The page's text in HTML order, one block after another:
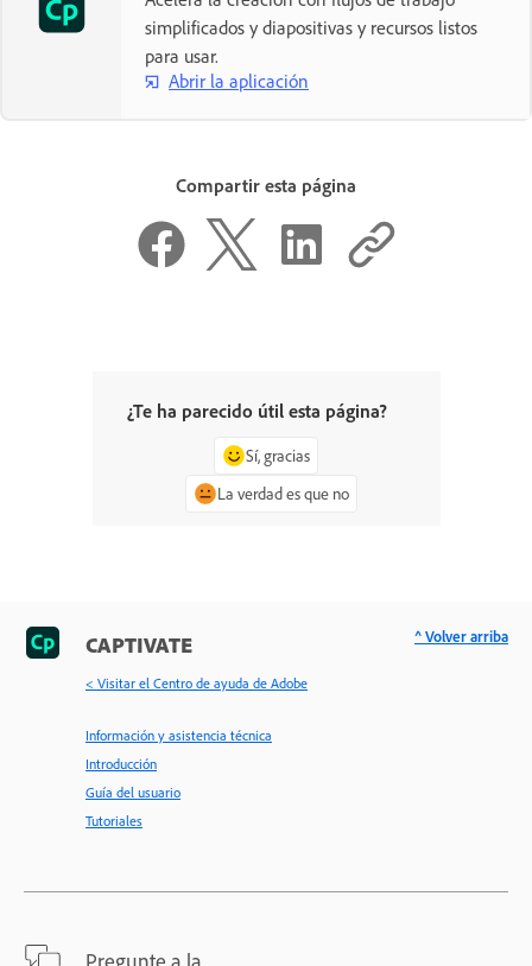
simplificados y diapositivas y recursos listos
para usar.
Abrir la aplicación
Compartir esta página
¿Te ha parecido útil esta página?
Sí, gracias
La verdad es que no
CAPTIVATE
< Visitar el Centro de ayuda de Adobe
Información y asistencia técnica
Introducción
Guía del usuario
Tutoriales
Pregunte a la
^ Volver arriba